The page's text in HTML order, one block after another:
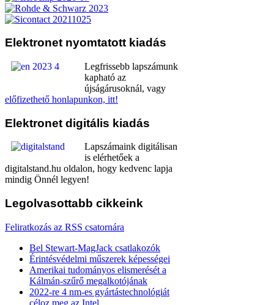
Elektronet nyomtatott kiadás
Legfrissebb lapszámunk
kapható az
újságárusoknál, vagy
előfizethető honlapunkon, itt!
Elektronet digitális kiadás
Lapszámaink digitálisan
is elérhetőek a
digitalstand.hu oldalon, hogy kedvenc lapja
mindig Önnél legyen!
Legolvasottabb cikkeink
Feliratkozás az RSS csatornára
Bel Stewart-MagJack csatlakozók
Érintésvédelmi műszerek képességei
Amerikai tudományos elismerését a
Kálmán-szűrő megalkotójának
2022-re 4 nm-es gyártástechnológiát
céloz meg az Intel